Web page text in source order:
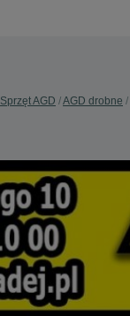
Sprzęt AGD AGD drobne